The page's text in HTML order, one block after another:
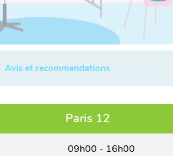
Avis et recommandations
Paris 12
09h00 - 16h00